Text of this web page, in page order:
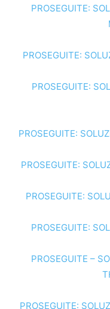
PROSEGUITE:
PROSEGUITE:
PROSEGUITE:
PROSEGUITE:
PROSEGUITE:
PROSEGUITE:
PROSEGUITE:
PROSEGUITE –
PROSEGUITE: